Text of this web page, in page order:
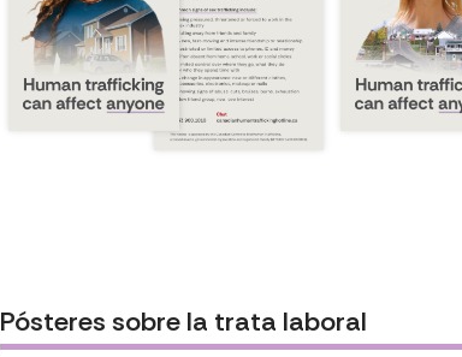
Pósteres sobre la trata laboral